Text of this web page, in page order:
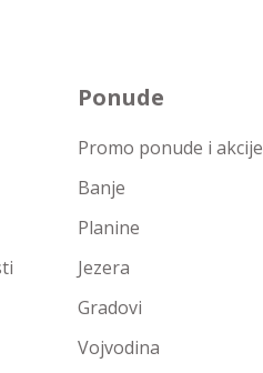
Ponude
Promo ponude i akcije
Banje
Planine
Jezera
Gradovi
Vojvodina